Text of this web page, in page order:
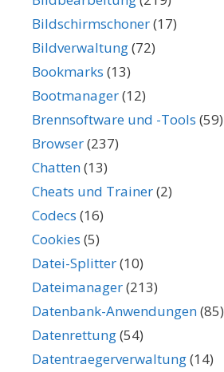
Bildschirmschoner(17)
Bildverwaltung(72)
Bookmarks (13)
Bootmanager(12)
Brennsoftware und -Tools (59)
Browser(237)
Chatten(13)
Cheats und Trainer(2)
Codecs (16)
Cookies (5)
Datei-Splitter(10)
Dateimanager(213)
Datenbank-Anwendungen(85)
Datenrettung(54)
Datentraegerverwaltung(14)